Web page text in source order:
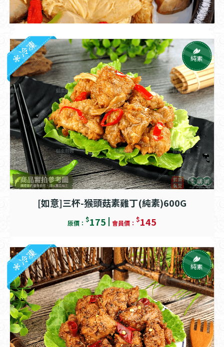
[如意]三杯-猴頭菇素雞丁(純素)600G
原價： $175 會員價： $145
冷凍 純素
冷凍 純素